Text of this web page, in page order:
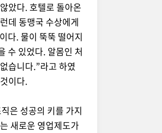
았다. 호텔로 돌아온
데 동맹국 수상에게
다. 물이 뚝뚝 떨어지
수 있었다. 알몸인 처
습니다.”라고 하였
이다.
은 성공의 키를 가지
새로운 영업제도가